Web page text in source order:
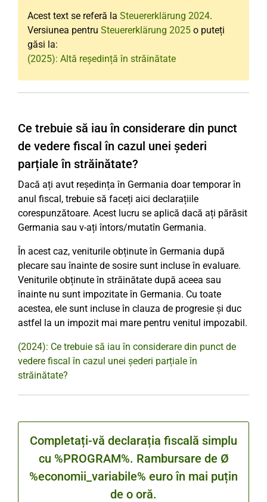
Acest text se referă la Steuererklärung 2024.
Versiunea pentru Steuererklärung 2025 o puteți
găsi la:
(2025): Altă reședință în străinătate
Ce trebuie să iau în considerare din punct
de vedere fiscal în cazul unei șederi
parțiale în străinătate?
Dacă ați avut reședința în Germania doar temporar în
anul fiscal, trebuie să faceți aici declarațiile
corespunzătoare. Acest lucru se aplică dacă ați părăsit
Germania sau v-ați întors/mutatîn Germania.
În acest caz, veniturile obținute în Germania după
plecare sau înainte de sosire sunt incluse în evaluare.
Veniturile obținute în străinătate după aceea sau
înainte nu sunt impozitate în Germania. Cu toate
acestea, ele sunt incluse în clauza de progresie și duc
astfel la un impozit mai mare pentru venitul impozabil.
(2024): Ce trebuie să iau în considerare din punct de
vedere fiscal în cazul unei șederi parțiale în
străinătate?
Completați-vă declarația fiscală simplu
cu %PROGRAM%. Rambursare de Ø
%economii_variabile% euro în mai puțin
de o oră.